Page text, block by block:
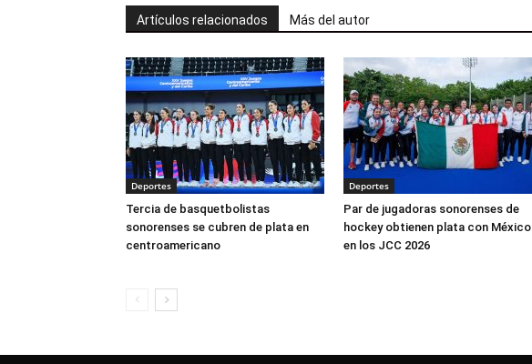
Artículos relacionados Más del autor
Deportes
Tercia de basquetbolistas
sonorenses se cubren de plata en
centroamericano
Deportes
Par de jugadoras sonorenses de
hockey obtienen plata con México
en los JCC 2026